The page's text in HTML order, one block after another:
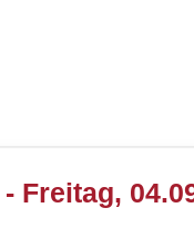
Freitag,